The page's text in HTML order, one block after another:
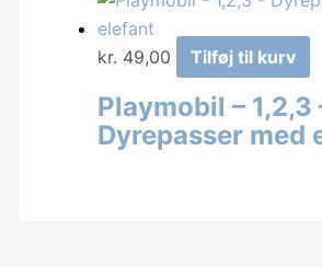
kr. 49,00 Tilføj til kurv
Playmobil – 1,2,3
Dyrepasser med